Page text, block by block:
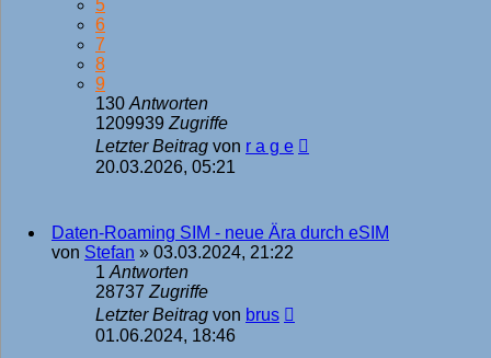
5
6
7
8
9
130Antworten
1209939Zugriffe
Letzter Beitrag von r a g e
20.03.2026, 05:21
Daten-Roaming SIM - neue Ära durch eSIM
von Stefan » 03.03.2024, 21:22
1Antworten
28737Zugriffe
Letzter Beitrag von brus
01.06.2024, 18:46